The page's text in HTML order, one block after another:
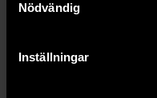
Nödvändig
Inställningar